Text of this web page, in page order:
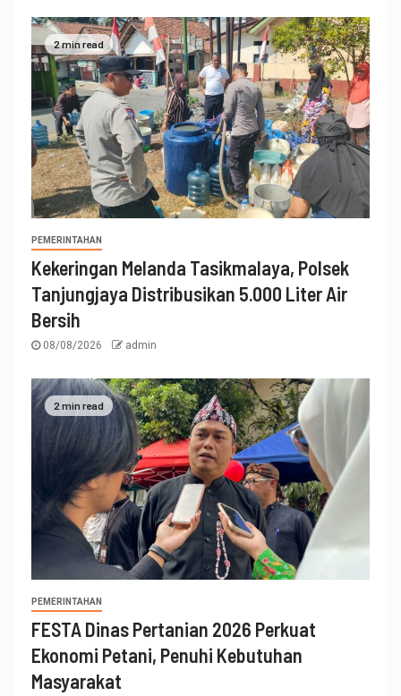
2 min read
PEMERINTAHAN
Kekeringan Melanda Tasikmalaya, Polsek
Tanjungjaya Distribusikan 5.000 Liter Air
Bersih
08/08/2026 admin
2 min read
PEMERINTAHAN
FESTA Dinas Pertanian 2026 Perkuat
Ekonomi Petani, Penuhi Kebutuhan
Masyarakat